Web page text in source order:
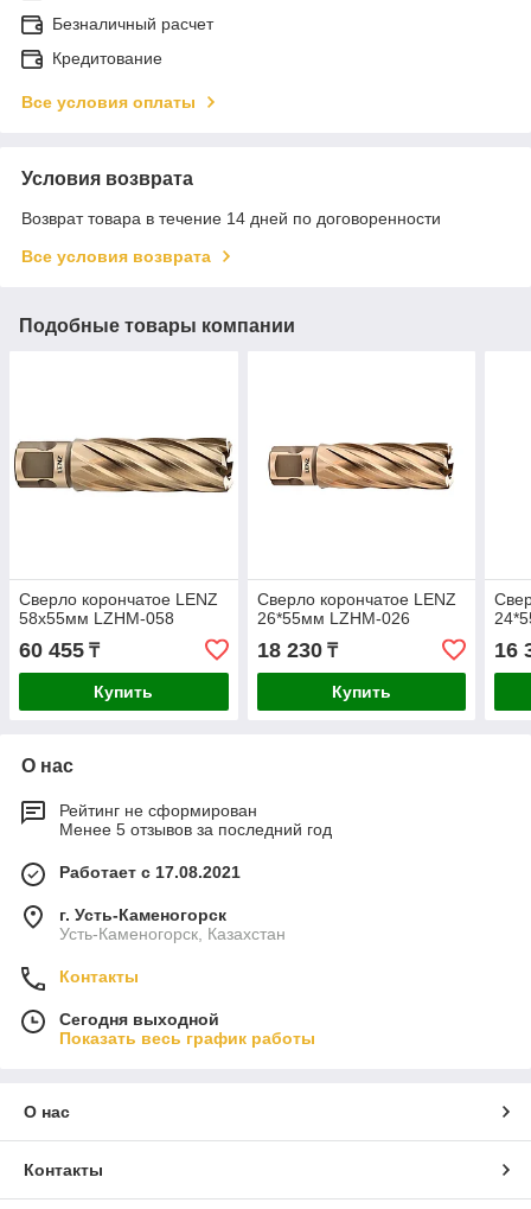
Безналичный расчет
Кредитование
Все условия оплаты
Условия возврата
Возврат товара в течение 14 дней по договоренности
Все условия возврата
Подобные товары компании
Сверло корончатое LENZ
58х55мм LZHM-058
60 455 ₸
Купить
Сверло корончатое LENZ
26*55мм LZHM-026
18 230₸
Купить
16
О нас
Рейтинг не сформирован
Менее 5 отзывов за последний год
Работает с 17.08.2021
г. Усть-Каменогорск
Усть-Каменогорск, Казахстан
Контакты
Сегодня выходной
Показать весь график работы
О нас
Контакты